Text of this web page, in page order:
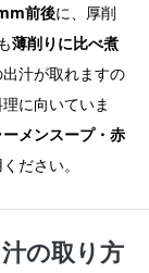
前後に、厚削
薄削りに比べ煮
汁が取れますの
に向いていま
メンスープ・赤
ださい。